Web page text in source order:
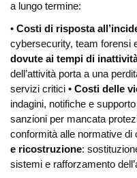
a lungo termine:
• Costi di risposta
cybersecurity, team forensi
dovute ai tempi di
dell’attività porta a una
servizi critici • Costi delle
indagini, notifiche e
sanzioni per mancata
conformità alle normative di
e ricostruzione:
sistemi e rafforzamento